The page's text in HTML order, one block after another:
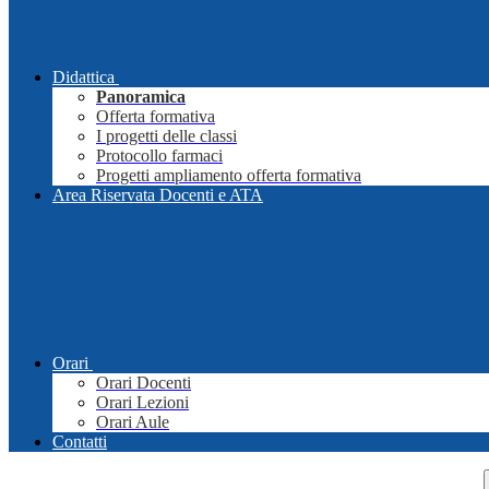
Didattica
Panoramica
Offerta formativa
I progetti delle classi
Protocollo farmaci
Progetti ampliamento offerta formativa
Area Riservata Docenti e ATA
Orari
Orari Docenti
Orari Lezioni
Orari Aule
Contatti